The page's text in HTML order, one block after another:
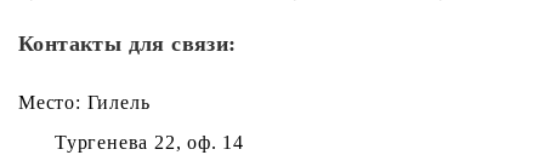
Контакты для связи:
Место: Гилель
Тургенева 22, оф. 14